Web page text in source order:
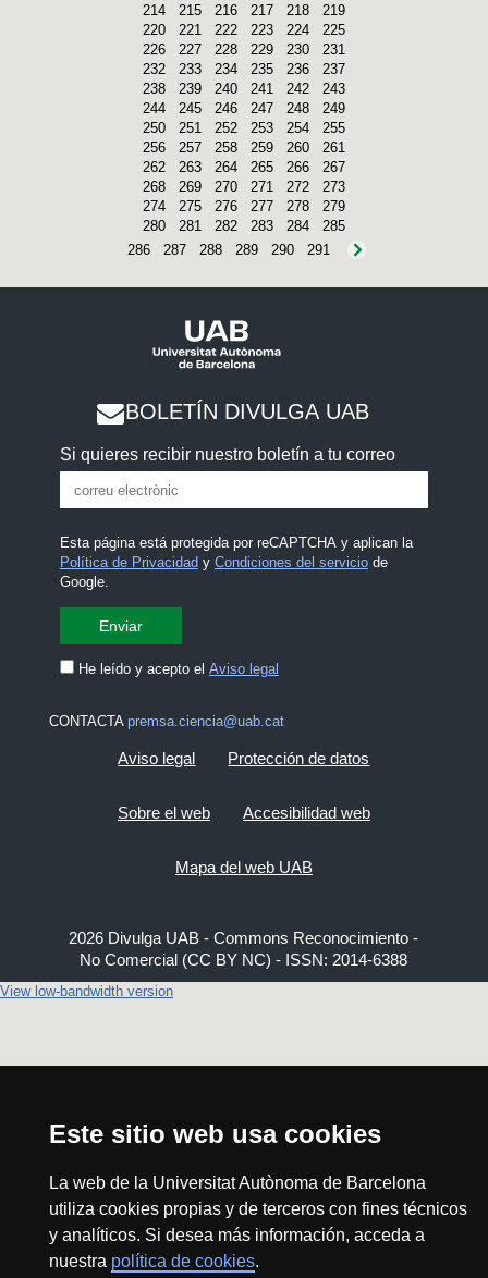
Este sitio web usa cookies
La web de la Universitat Autònoma de Barcelona
utiliza cookies propias y de terceros con fines técnicos
y analíticos. Si desea más información, acceda a
nuestra política de cookies.
214
215 216 217 218
219
220
221 222 223 224
225
226
227 228 229 230
231
232
233 234 235 236
237
238
239 240 241 242
243
244
245 246 247 248
249
250
251 252 253 254
255
256
257 258 259 260
261
262
263 264 265 266
267
268
269 270 271 272
273
274
275 276 277 278
279
280
281 282 283 284
285
286
287 288 289 290 291
BOLETÍN DIVULGA UAB
Si quieres recibir nuestro boletín a tu correo
Esta página está protegida por reCAPTCHA y aplican la
Política de Privacidad y Condiciones del serviciode
Google.
He leído y acepto el Aviso legal
CONTACTA premsa.ciencia@uab.cat
Aviso legal Protección de datos
Sobre el web Accesibilidad web
Mapa del web UAB
2026 Divulga UAB - Commons Reconocimiento -
No Comercial (CC BY NC) - ISSN: 2014-6388
View low-bandwidth version